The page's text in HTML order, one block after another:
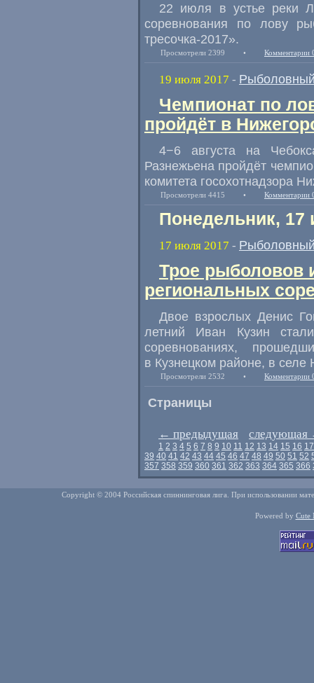
22 июля в устье реки
соревнования по лову
тресочка-2017».
Просмотрели 2399 • Комментарии
19 июля 2017 -
Чемпионат по
пройдёт в
4−6 августа на
Разнежьена пройдёт
комитета госохотнадзора
Просмотрели 4415 • Комментарии
Понедельник, 17
17 июля 2017 -
Трое рыболовов
региональных
Двое взрослых Денис
летний Иван Кузин
соревнованиях,
в Кузнецком районе, в селе
Просмотрели 2532 • Комментарии
Страницы
← предыдущая следующая
1 2 3 4 5 6 7 8 9 10 11 12 13 14 15 16 17
39 40 41 42 43 44 45 46 47 48 49 50 51 52
357 358 359 360 361 362 363 364 365 366
Copyright © 2004 Российская спиннинговая лига. При использовании
Powered by Cute